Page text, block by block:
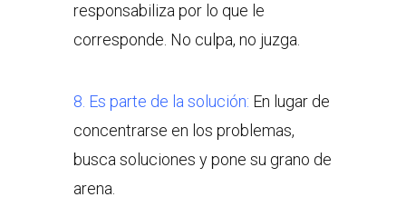
responsabiliza por lo que le
corresponde. No culpa, no juzga.
8. Es parte de la solución: En lugar de
concentrarse en los problemas,
busca soluciones y pone su grano de
arena.